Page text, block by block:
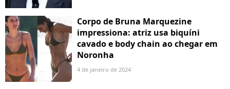
Corpo de Bruna Marquezine
impressiona: atriz usa biquíni
cavado e body chain ao chegar em
Noronha
4 de janeiro de 2024